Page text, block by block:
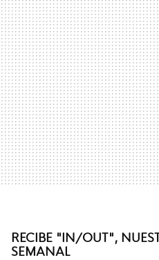
RECIBE "IN/OUT",
SEMANAL